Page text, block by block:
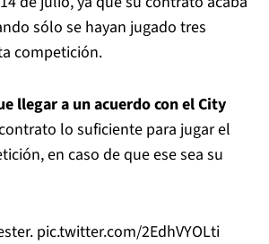
sólo se hayan jugado tres
competición.
llegar a un acuerdo con el City
lo suficiente para jugar el
en caso de que ese sea su
pic.twitter.com/2EdhVYOLti